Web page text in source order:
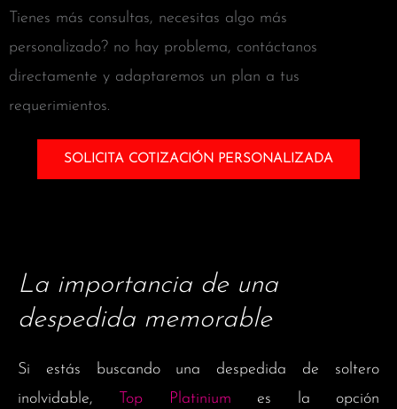
Tienes más consultas, necesitas algo más
personalizado? no hay problema, contáctanos
directamente y adaptaremos un plan a tus
requerimientos.
SOLICITA COTIZACIÓN PERSONALIZADA
La importancia de una
despedida memorable
Si estás buscando una despedida de soltero
inolvidable,
Top Platinium es la opción